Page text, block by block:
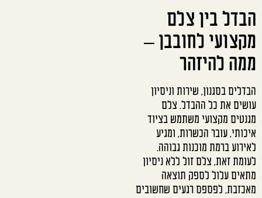
הבדל בין צלם
מקצועי לחובבן –
ממה להיזהר
הבדלים בסגנון, שירות וניסיון
עושים את כל ההבדל. צלם
מגנטים מקצועי משתמש בציוד
איכותי, עובר הכשרות, ומגיע
לאירוע ברמת מוכנות גבוהה.
לעומת זאת, צלם זול ללא ניסיון
מתאים עלול לספק תוצאה
מאכזבת, לפספס רגעים שחשובים